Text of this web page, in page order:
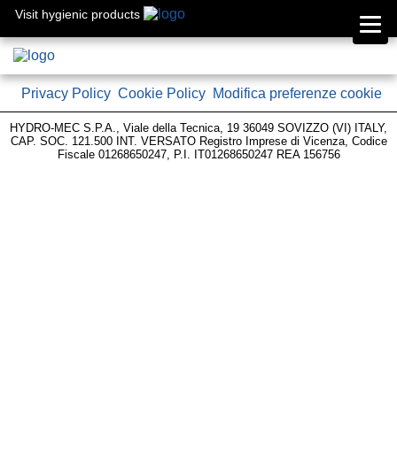
Visit hygienic products
Privacy Policy Cookie Policy Modifica preferenze cookie
HYDRO-MEC S.P.A., Viale della Tecnica, 19 36049 SOVIZZO (VI) ITALY,
CAP. SOC. 121.500 INT. VERSATO Registro Imprese di Vicenza, Codice
Fiscale 01268650247, P.I. IT01268650247 REA 156756